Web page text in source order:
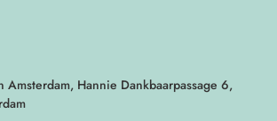
Amsterdam, Hannie Dankbaarpassage 6,